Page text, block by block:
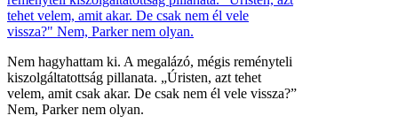
Nem hagyhattam ki. A megalázó, mégis reményteli
kiszolgáltatottság pillanata. „Úristen, azt tehet
velem, amit csak akar. De csak nem él vele vissza?”
Nem, Parker nem olyan.